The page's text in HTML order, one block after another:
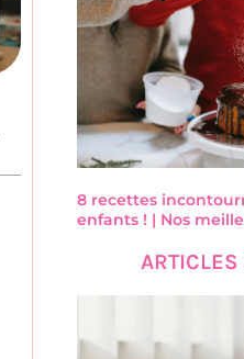
8 recettes
enfants ! | Nos